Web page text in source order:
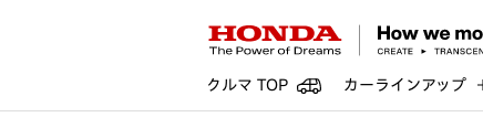
クルマ TOP カーラインアップ